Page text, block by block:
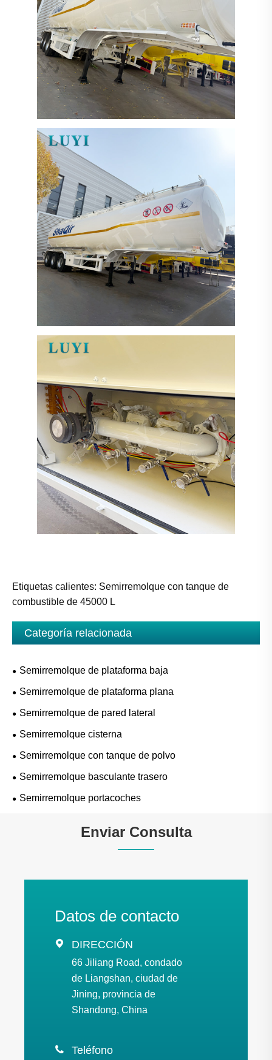
Etiquetas calientes: Semirremolque con tanque de
combustible de 45000 L
Categoría relacionada
Semirremolque de plataforma baja
Semirremolque de plataforma plana
Semirremolque de pared lateral
Semirremolque cisterna
Semirremolque con tanque de polvo
Semirremolque basculante trasero
Semirremolque portacoches
Enviar Consulta
Datos de contacto
 DIRECCIÓN
66 Jiliang Road, condado
de Liangshan, ciudad de
Jining, provincia de
Shandong, China
 Teléfono